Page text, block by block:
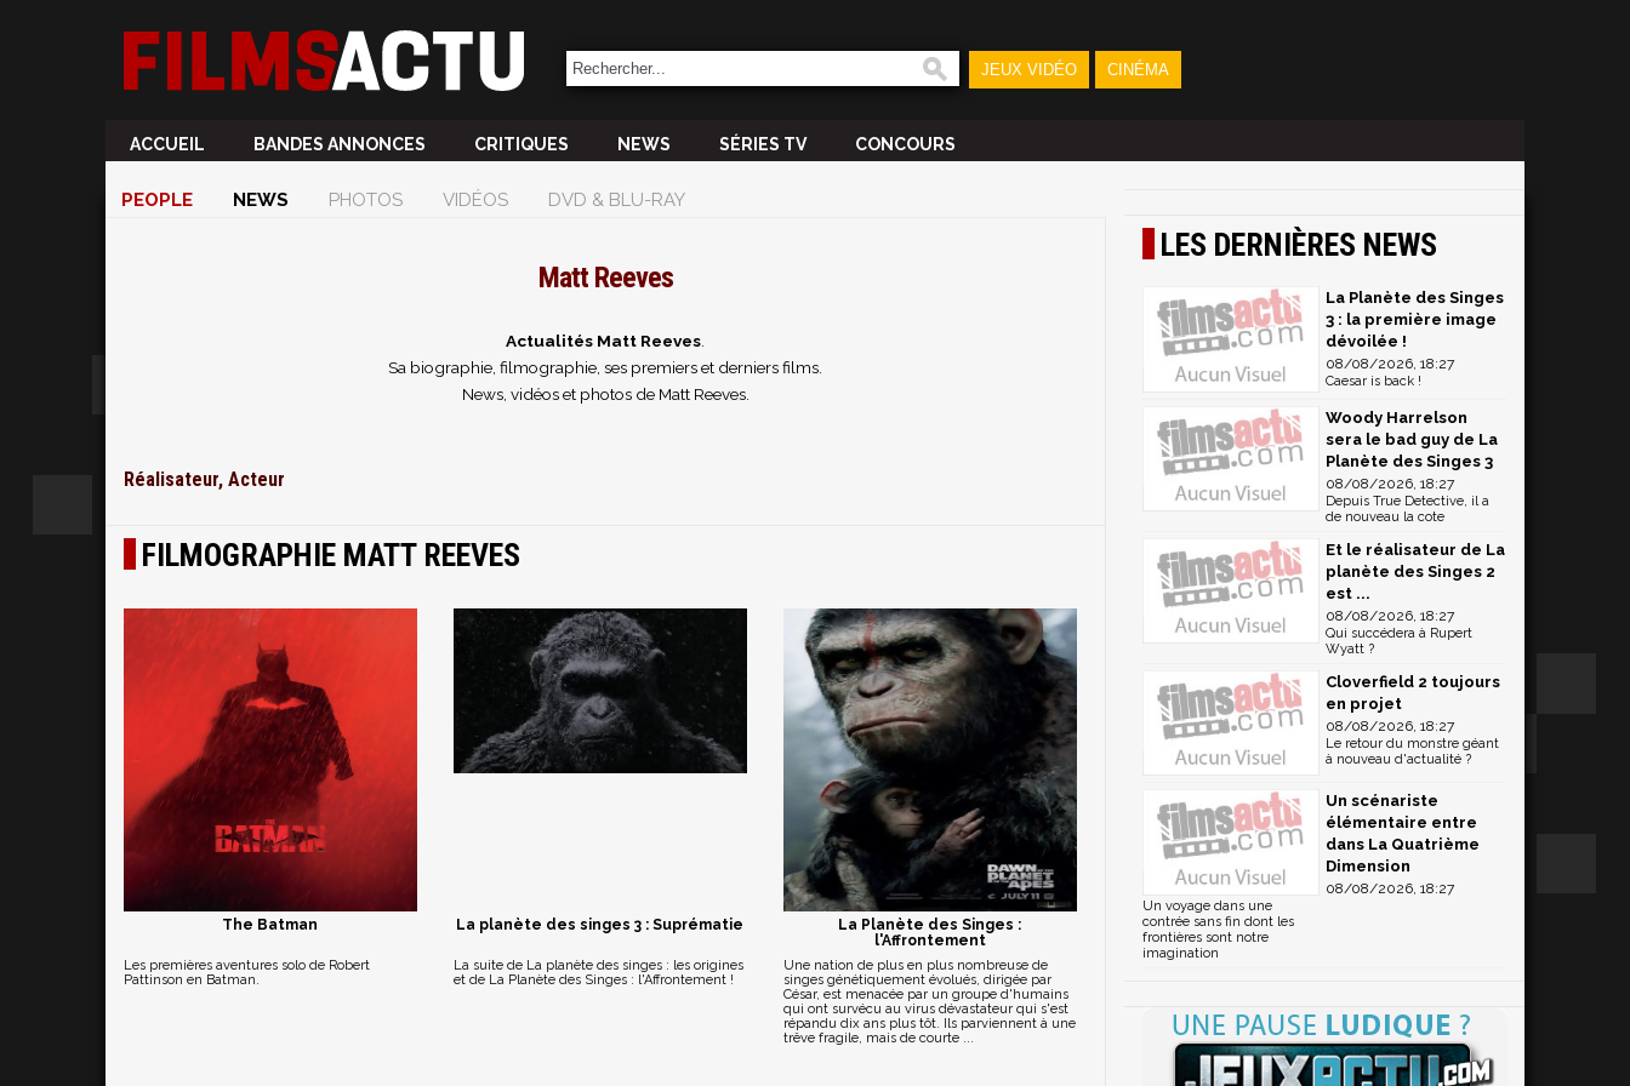
JEUX VIDÉO CINÉMA
ACCUEIL BANDES ANNONCES CRITIQUES NEWS SÉRIES TV CONCOURS
PEOPLE NEWS PHOTOS VIDÉOS DVD & BLU-RAY
Matt Reeves
Actualités Matt Reeves
Sa biographie, filmographie, ses premiers et derniers films.
News, vidéos et photos de Matt Reeves.
Réalisateur, Acteur
FILMOGRAPHIE MATT REEVES
The Batman
Les premières aventures solo de Robert
Pattinson en Batman.
La planète des singes 3 : Suprématie
La suite de La planète des singes : les origines
et de La Planète des Singes : l'Affrontement !
La Planète des Singes :
l'Affrontement
Une nation de plus en plus nombreuse de
singes génétiquement évolués, dirigée par
César, est menacée par un groupe d'humains
qui ont survécu au virus dévastateur qui s'est
répandu dix ans plus tôt. Ils parviennent à une
trêve fragile, mais de courte ...
LES DERNIÈRES NEWS
La Planète des Singes
3 : la première image
dévoilée !
08/08/2026, 18:27
Caesar is back !
Woody Harrelson
sera le bad guy de La
Planète des Singes 3
08/08/2026, 18:27
Depuis True Detective, il a
de nouveau la cote
Et le réalisateur de La
planète des Singes 2
est ...
08/08/2026, 18:27
Qui succédera à Rupert
Wyatt ?
Cloverfield 2 toujours
en projet
08/08/2026, 18:27
Le retour du monstre géant
à nouveau d'actualité ?
Un scénariste
élémentaire entre
dans La Quatrième
Dimension
08/08/2026, 18:27
Un voyage dans une
contrée sans fin dont les
frontières sont notre
imagination